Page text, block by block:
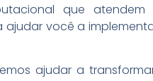
que atendem
você a
ajudar a